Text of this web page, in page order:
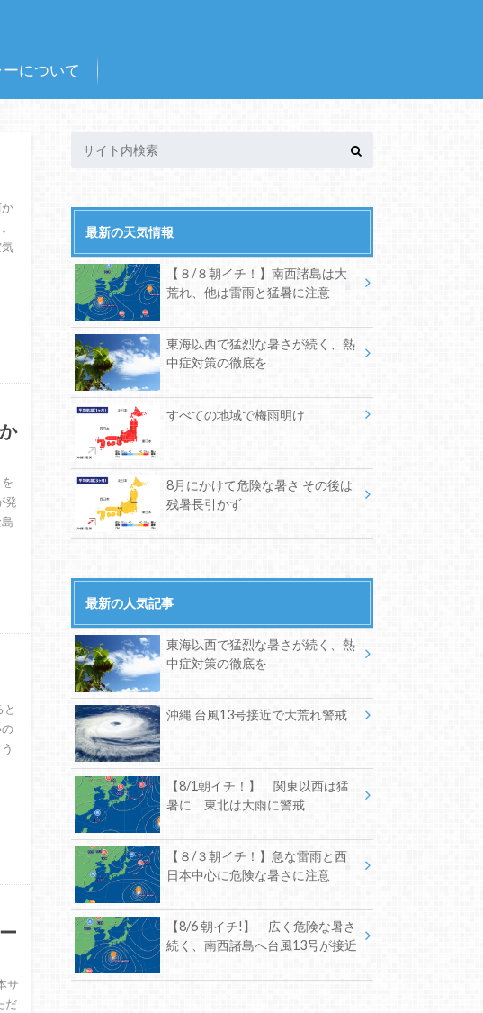
について
発
サ
だ
最新の天気情報
【８/８朝イチ！】南西諸島は大
荒れ、他は雷雨と猛暑に注意
東海以西で猛烈な暑さが続く、熱
中症対策の徹底を
すべての地域で梅雨明け
8月にかけて危険な暑さ その後は
残暑長引かず
最新の人気記事
東海以西で猛烈な暑さが続く、熱
中症対策の徹底を
沖縄 台風13号接近で大荒れ警戒
【8/1朝イチ！】 関東以西は猛
暑に 東北は大雨に警戒
【８/３朝イチ！】急な雷雨と西
日本中心に危険な暑さに注意
【8/6 朝イチ!】 広く危険な暑さ
続く、南西諸島へ台風13号が接近